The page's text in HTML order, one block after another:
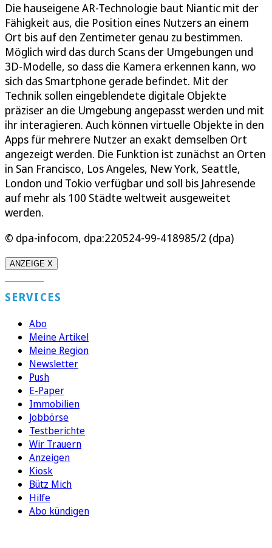
Die hauseigene AR-Technologie baut Niantic mit der
Fähigkeit aus, die Position eines Nutzers an einem
Ort bis auf den Zentimeter genau zu bestimmen.
Möglich wird das durch Scans der Umgebungen und
3D-Modelle, so dass die Kamera erkennen kann, wo
sich das Smartphone gerade befindet. Mit der
Technik sollen eingeblendete digitale Objekte
präziser an die Umgebung angepasst werden und mit
ihr interagieren. Auch können virtuelle Objekte in den
Apps für mehrere Nutzer an exakt demselben Ort
angezeigt werden. Die Funktion ist zunächst an Orten
in San Francisco, Los Angeles, New York, Seattle,
London und Tokio verfügbar und soll bis Jahresende
auf mehr als 100 Städte weltweit ausgeweitet
werden.
© dpa-infocom, dpa:220524-99-418985/2 (dpa)
ANZEIGE X
SERVICES
Abo
Meine Artikel
Meine Region
Newsletter
Push
E-Paper
Immobilien
Jobbörse
Testberichte
Wir Trauern
Anzeigen
Kiosk
Bütz Mich
Hilfe
Abo kündigen